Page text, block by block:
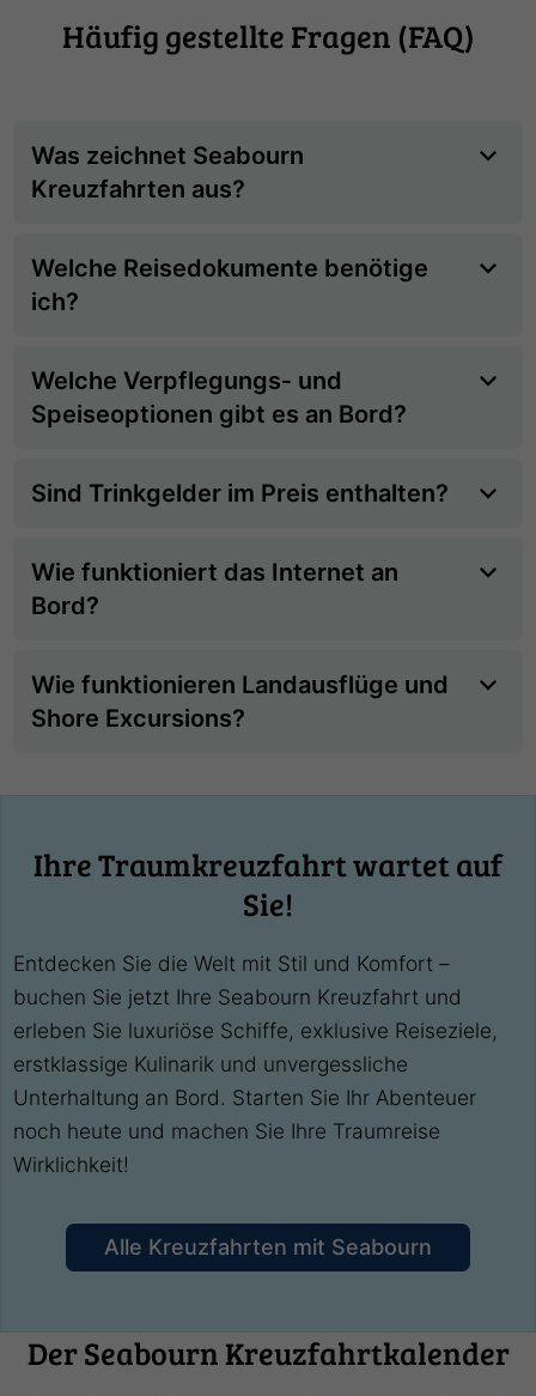
Häufig gestellte Fragen (FAQ)
Was zeichnet Seabourn
Kreuzfahrten aus?
Welche Reisedokumente benötige
ich?
Welche Verpflegungs‑ und
Speiseoptionen gibt es an Bord?
Sind Trinkgelder im Preis enthalten?
Wie funktioniert das Internet an
Bord?
Wie funktionieren Landausflüge und
Shore Excursions?
Ihre Traumkreuzfahrt wartet auf
Sie!
Entdecken Sie die Welt mit Stil und Komfort –
buchen Sie jetzt Ihre Seabourn Kreuzfahrt und
erleben Sie luxuriöse Schiffe, exklusive Reiseziele,
erstklassige Kulinarik und unvergessliche
Unterhaltung an Bord. Starten Sie Ihr Abenteuer
noch heute und machen Sie Ihre Traumreise
Wirklichkeit!
Alle Kreuzfahrten mit Seabourn
Der Seabourn Kreuzfahrtkalender